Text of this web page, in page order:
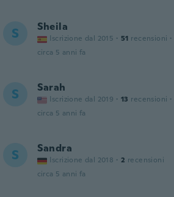
S Sheila
Iscrizione dal 2015 · 51 recensioni ·
circa 5 anni fa
S Sarah
Iscrizione dal 2019 · 13 recensioni ·
circa 5 anni fa
S Sandra
Iscrizione dal 2018 · 2 recensioni
circa 5 anni fa